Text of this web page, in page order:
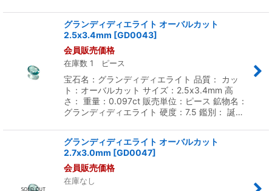
グランディディエライト オーバルカット
2.5x3.4mm [GD0043]
会員販売価格
在庫数 1 ピース
宝石名：グランディディエライト 品質： カッ
ト：オーバルカット サイズ：2.5x3.4mm 高
さ： 重量：0.097ct 販売単位：ピース 鉱物名：
グランディディエライト 硬度：7.5 鑑別： 誕…
グランディディエライト オーバルカット
2.7x3.0mm [GD0047]
会員販売価格
在庫なし